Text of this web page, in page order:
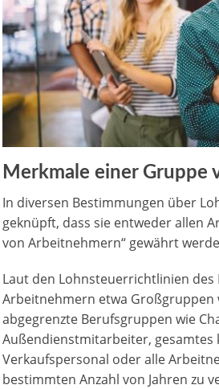
Merkmale einer Gruppe
In diversen Bestimmungen über
geknüpft, dass sie entweder allen
von Arbeitnehmern“ gewährt
Laut den Lohnsteuerrichtlinien
Arbeitnehmern etwa Großgruppen
abgegrenzte Berufsgruppen wie
Außendienstmitarbeiter, gesamtes
Verkaufspersonal oder alle
bestimmten Anzahl von Jahren zu